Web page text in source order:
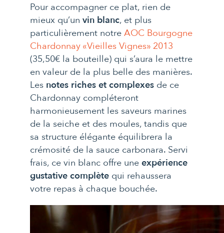
Pour accompagner ce plat, rien de
mieux qu’un vin blanc, et plus
particulièrement notre AOC Bourgogne
Chardonnay «Vieilles Vignes» 2013
(35,50€ la bouteille) qui s’aura le mettre
en valeur de la plus belle des manières.
Les notes riches et complexes de ce
Chardonnay compléteront
harmonieusement les saveurs marines
de la seiche et des moules, tandis que
sa structure élégante équilibrera la
crémosité de la sauce carbonara. Servi
frais, ce vin blanc offre une expérience
gustative complète qui rehaussera
votre repas à chaque bouchée.